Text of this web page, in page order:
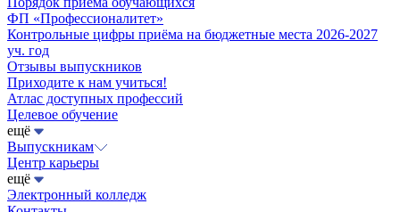
ФП «Профессионалитет»
Контрольные цифры приёма на бюджетные места 2026-2027
уч. год
Отзывы выпускников
Приходите к нам учиться!
Атлас доступных профессий
Целевое обучение
ещё
Выпускникам
Центр карьеры
ещё
Электронный колледж